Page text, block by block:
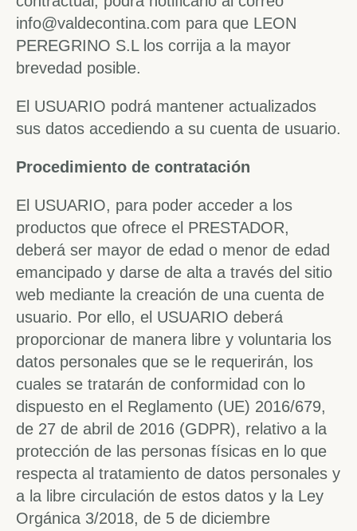
info@valdecontina.com para que LEON
PEREGRINO S.L los corrija a la mayor
brevedad posible.
El USUARIO podrá mantener actualizados
sus datos accediendo a su cuenta de usuario.
Procedimiento de contratación
El USUARIO, para poder acceder a los
productos que ofrece el PRESTADOR,
deberá ser mayor de edad o menor de edad
emancipado y darse de alta a través del sitio
web mediante la creación de una cuenta de
usuario. Por ello, el USUARIO deberá
proporcionar de manera libre y voluntaria los
datos personales que se le requerirán, los
cuales se tratarán de conformidad con lo
dispuesto en el Reglamento (UE) 2016/679,
de 27 de abril de 2016 (GDPR), relativo a la
protección de las personas físicas en lo que
respecta al tratamiento de datos personales y
a la libre circulación de estos datos y la Ley
Orgánica 3/2018, de 5 de diciembre